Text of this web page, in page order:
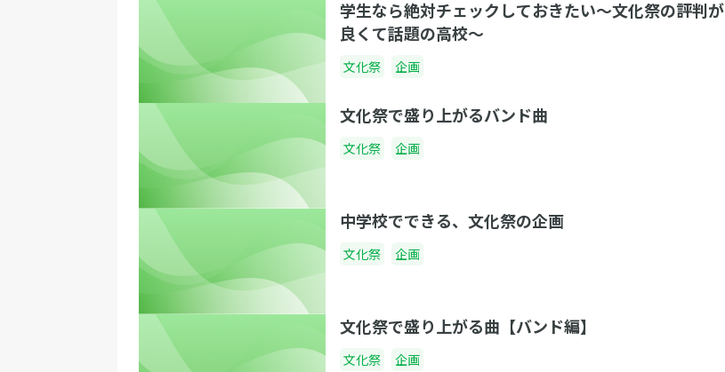
学生なら絶対チェックしておきたい〜文化祭の評判が
良くて話題の高校〜
文化祭 企画
文化祭で盛り上がるバンド曲
文化祭 企画
中学校でできる、文化祭の企画
文化祭 企画
文化祭で盛り上がる曲【バンド編】
文化祭 企画